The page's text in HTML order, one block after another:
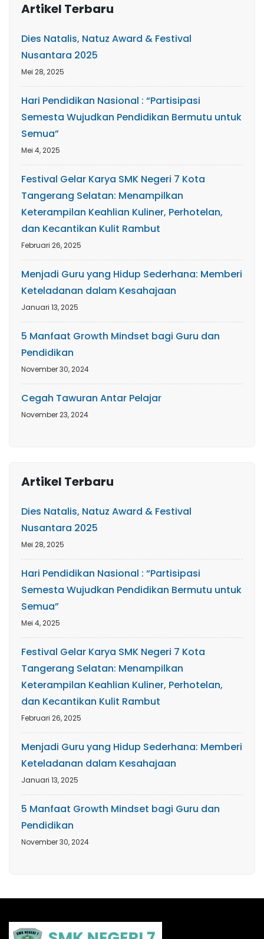
Artikel Terbaru
Dies Natalis, Natuz Award & Festival
Nusantara 2025
Mei 28, 2025
Hari Pendidikan Nasional : “Partisipasi
Semesta Wujudkan Pendidikan Bermutu untuk
Semua”
Mei 4, 2025
Festival Gelar Karya SMK Negeri 7 Kota
Tangerang Selatan: Menampilkan
Keterampilan Keahlian Kuliner, Perhotelan,
dan Kecantikan Kulit Rambut
Februari 26, 2025
Menjadi Guru yang Hidup Sederhana: Memberi
Keteladanan dalam Kesahajaan
Januari 13, 2025
5 Manfaat Growth Mindset bagi Guru dan
Pendidikan
November 30, 2024
Cegah Tawuran Antar Pelajar
November 23, 2024
Artikel Terbaru
Dies Natalis, Natuz Award & Festival
Nusantara 2025
Mei 28, 2025
Hari Pendidikan Nasional : “Partisipasi
Semesta Wujudkan Pendidikan Bermutu untuk
Semua”
Mei 4, 2025
Festival Gelar Karya SMK Negeri 7 Kota
Tangerang Selatan: Menampilkan
Keterampilan Keahlian Kuliner, Perhotelan,
dan Kecantikan Kulit Rambut
Februari 26, 2025
Menjadi Guru yang Hidup Sederhana: Memberi
Keteladanan dalam Kesahajaan
Januari 13, 2025
5 Manfaat Growth Mindset bagi Guru dan
Pendidikan
November 30, 2024